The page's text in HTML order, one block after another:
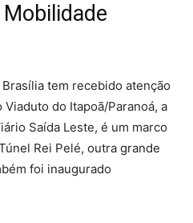
tem recebido atenção
do Itapoã/Paranoá, a
Saída Leste, é um marco
Rei Pelé, outra grande
foi inaugurado